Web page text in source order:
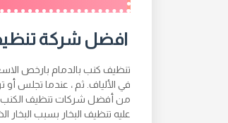
افضل شركة
تنظيف كنب بالدمام بارخص
في الألياف. ثم ، عندما تجلس
من أفضل شركات تنظيف الكنب و
عليه تنظيف البخار بسبب البخار